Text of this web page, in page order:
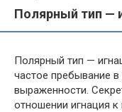
Полярный тип —
Полярный тип —
частое пребывание в
выраженности.
отношении игнация